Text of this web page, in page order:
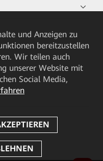
und Anzeigen zu
bereitzustellen
Wir teilen auch
unserer Website mit
Social Media,